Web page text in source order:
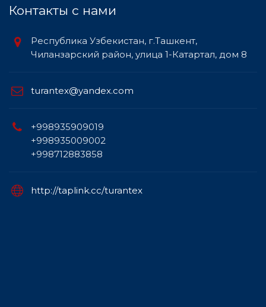
Контакты c нами
Республика Узбекистан, г.Ташкент,
Чиланзарский район, улица 1-Катартал, дом 8
turantex@yandex.com
+998935909019
+998935009002
+998712883858
http://taplink.cc/turantex